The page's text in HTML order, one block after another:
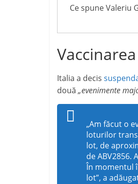
Ce spune Valeriu
Italia a decis
două „evenimente
„Am făcut o
loturilor
lot, de
de ABV2856.
În momentul
lot”, a